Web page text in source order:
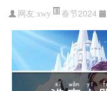
网友:xwy 春节2024